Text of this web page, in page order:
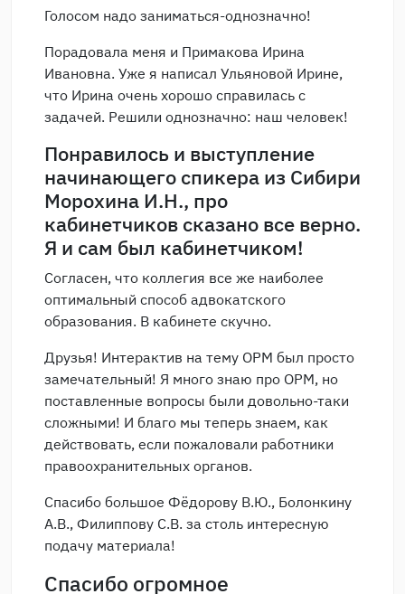
Голосом надо заниматься-однозначно!
Порадовала меня и Примакова Ирина
Ивановна. Уже я написал Ульяновой Ирине,
что Ирина очень хорошо справилась с
задачей. Решили однозначно: наш человек!
Понравилось и выступление
начинающего спикера из Сибири
Морохина И.Н., про
кабинетчиков сказано все верно.
Я и сам был кабинетчиком!
Согласен, что коллегия все же наиболее
оптимальный способ адвокатского
образования. В кабинете скучно.
Друзья! Интерактив на тему ОРМ был просто
замечательный! Я много знаю про ОРМ, но
поставленные вопросы были довольно-таки
сложными! И благо мы теперь знаем, как
действовать, если пожаловали работники
правоохранительных органов.
Спасибо большое Фёдорову В.Ю., Болонкину
А.В., Филиппову С.В. за столь интересную
подачу материала!
Спасибо огромное